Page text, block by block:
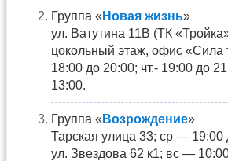
Группа « Новая жизнь»
ул. Ватутина 11В (ТК
цокольный этаж, офис «Сила
18:00 до 20:00; чт.- 19:00 до
13:00.
Группа « Возрождение»
Тарская улица 33; ср — 19:00
ул. Звездова 62 к1; вс —